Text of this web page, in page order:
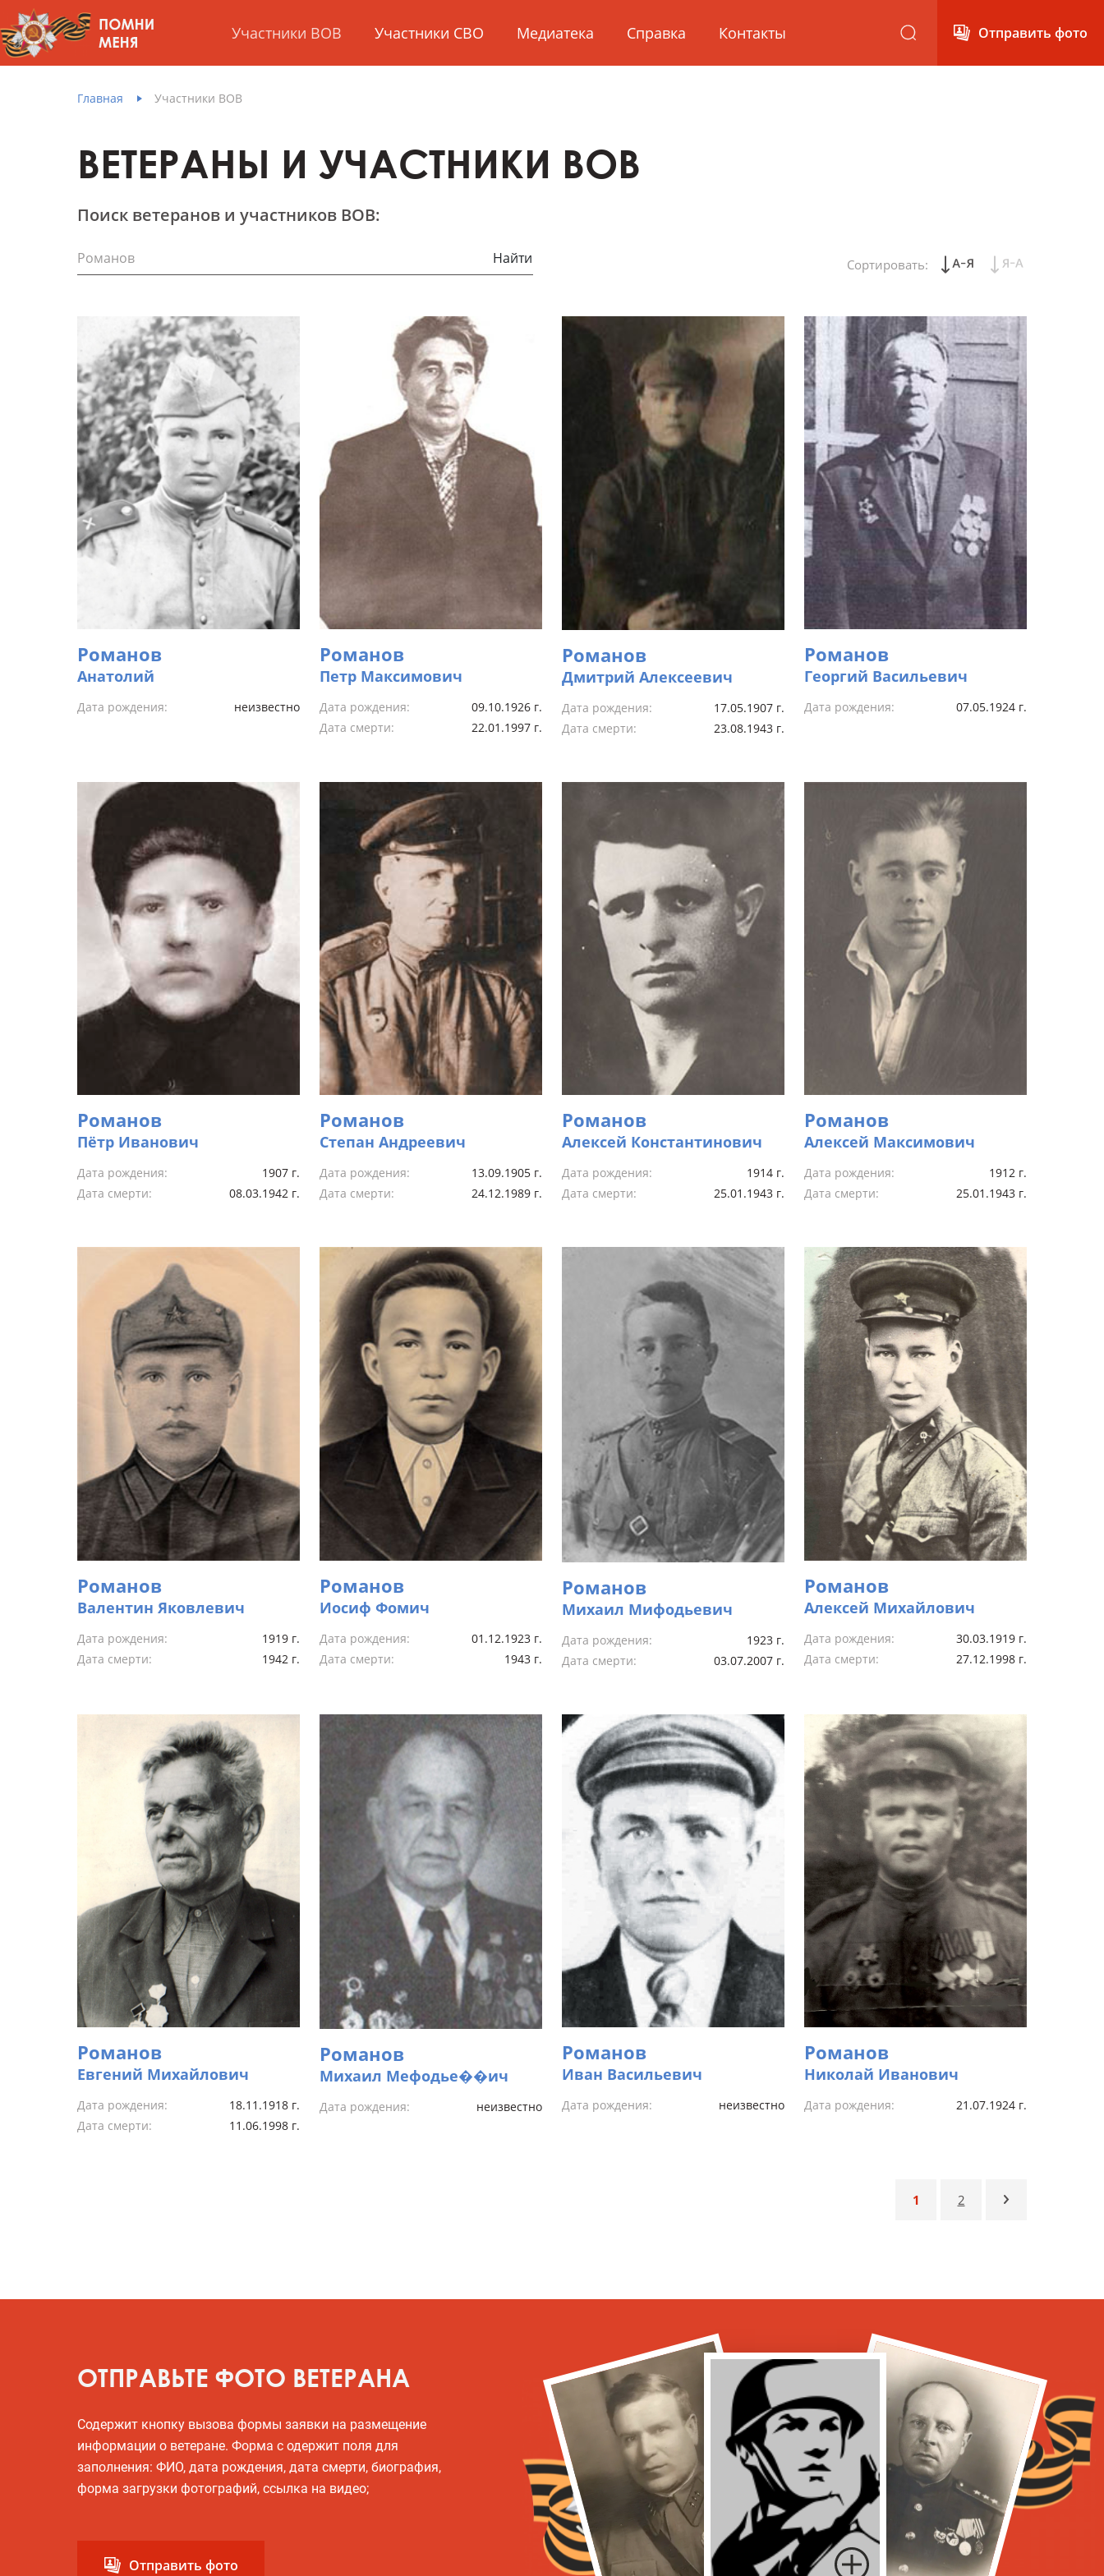
Участники ВОВ Участники СВО Медиатека Справка Контакты Отправить фото
Главная Участники ВОВ
ВЕТЕРАНЫ И УЧАСТНИКИ ВОВ
Поиск ветеранов и участников ВОВ:
Найти Сортировать:
Романов
Анатолий
Дата рождения: неизвестно
Романов
Петр Максимович
Дата рождения:
09.10.1926 г.
Дата смерти:
22.01.1997 г.
Романов
Дмитрий Алексеевич
Дата рождения:
17.05.1907 г.
Дата смерти:
23.08.1943 г.
Романов
Георгий Васильевич
Дата рождения: 07.05.1924 г.
Романов
Пётр Иванович
Дата рождения:
1907 г.
Дата смерти:
08.03.1942 г.
Романов
Степан Андреевич
Дата рождения:
13.09.1905 г.
Дата смерти:
24.12.1989 г.
Романов
Алексей Константинович
Дата рождения:
1914 г.
Дата смерти:
25.01.1943 г.
Романов
Алексей Максимович
Дата рождения:
1912 г.
Дата смерти:
25.01.1943 г.
Романов
Валентин Яковлевич
Дата рождения:
1919 г.
Дата смерти:
1942 г.
Романов
Иосиф Фомич
Дата рождения:
01.12.1923 г.
Дата смерти:
1943 г.
Романов
Михаил Мифодьевич
Дата рождения:
1923 г.
Дата смерти:
03.07.2007 г.
Романов
Алексей Михайлович
Дата рождения:
30.03.1919 г.
Дата смерти:
27.12.1998 г.
Романов
Евгений Михайлович
Дата рождения:
18.11.1918 г.
Дата смерти:
11.06.1998 г.
Романов
Михаил Мефодье��ич
Дата рождения: неизвестно
Романов
Иван Васильевич
Дата рождения: неизвестно
Романов
Николай Иванович
Дата рождения: 21.07.1924 г.
1 2
ОТПРАВЬТЕ ФОТО ВЕТЕРАНА
Содержит кнопку вызова формы заявки на размещение
информации о ветеране. Форма с одержит поля для
заполнения: ФИО, дата рождения, дата смерти, биография,
форма загрузки фотографий, ссылка на видео;
Отправить фото